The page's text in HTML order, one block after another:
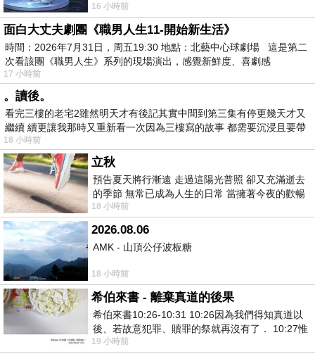
愉快。
16 小時前
面白大丈夫劇團《職男人生11-開始新生活》
時間：2026年7月31日，周五19:30 地點：北藝中心球劇場 這是第二
次看該團《職男人生》系列的現場演出，感覺新鮮度、喜劇感
17 小時前
。讀後。
看完三樓的老宅2雖然明天才有後記其實中間到第三集有停更幾天才又
繼續 續更讓我那時又重新看一次因為三樓寫的故事 都需要沉浸且要帶
有
18 小時前
立秋
預告夏天將行漸遠 走過這陽光普照 卻又充滿逝去
的季節 無常已成為人生的日常 當擁著今夜的歡暢
舒心 轉眼驟成昨日 而明晨 太陽
18 小時前
2026.08.06
AMK - 山頂公仔波板糖
18 小時前
希伯來書 - 離棄真道的後果
希伯來書10:26-10:31 10:26因為我們得知真道以
後、若故意犯罪、贖罪的祭就再沒有了． 10:27惟
有戰懼等候審判和那燒滅眾敵人的烈火
19 小時前